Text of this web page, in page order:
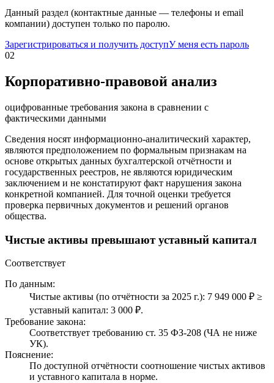
Данный раздел (контактные данные — телефоны и email
компании) доступен только по паролю.
Зарегистрироваться и получить доступУ меня есть пароль
02
Корпоративно-правовой анализ
оцифрованные требования закона в сравнении с
фактическими данными
Сведения носят информационно-аналитический характер,
являются предположением по формальным признакам на
основе открытых данных бухгалтерской отчётности и
государственных реестров, не являются юридическим
заключением и не констатируют факт нарушения закона
конкретной компанией. Для точной оценки требуется
проверка первичных документов и решений органов
общества.
Чистые активы превышают уставный капитал
Соответствует
По данным:
Чистые активы (по отчётности за 2025 г.): 7 949 000 ₽ ≥
уставный капитал: 3 000 ₽.
Требование закона:
Соответствует требованию ст. 35 ФЗ-208 (ЧА не ниже
УК).
Пояснение:
По доступной отчётности соотношение чистых активов
и уставного капитала в норме.